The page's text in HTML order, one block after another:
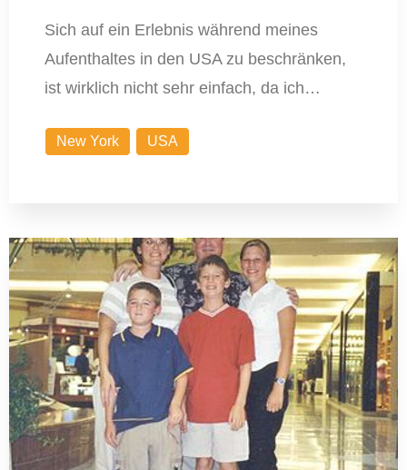
Sich auf ein Erlebnis während meines
Aufenthaltes in den USA zu beschränken,
ist wirklich nicht sehr einfach, da ich…
New York USA